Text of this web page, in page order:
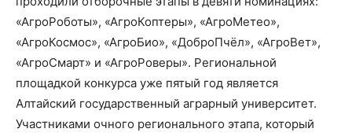
«АгроРоботы», «АгроКоптеры», «АгроМетео»,
«АгроКосмос», «АгроБио», «ДоброПчёл», «АгроВет»,
«АгроСмарт» и «АгроРоверы». Региональной
площадкой конкурса уже пятый год является
Алтайский государственный аграрный университет.
Участниками очного регионального этапа, который